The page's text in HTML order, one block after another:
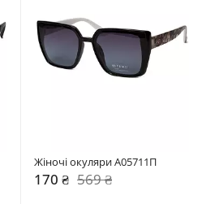
Жіночі окуляри А05711П
170 ₴ 569 ₴